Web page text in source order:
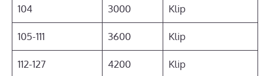
104 3000 Klip
105-111 3600 Klip
112-127 4200 Klip